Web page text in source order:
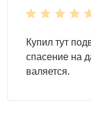
Купил тут
спасение на
валяется.